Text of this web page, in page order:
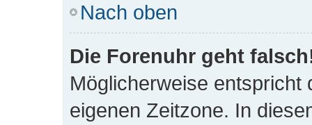
Nach oben
Die Forenuhr geht
Möglicherweise entspricht
eigenen Zeitzone. In